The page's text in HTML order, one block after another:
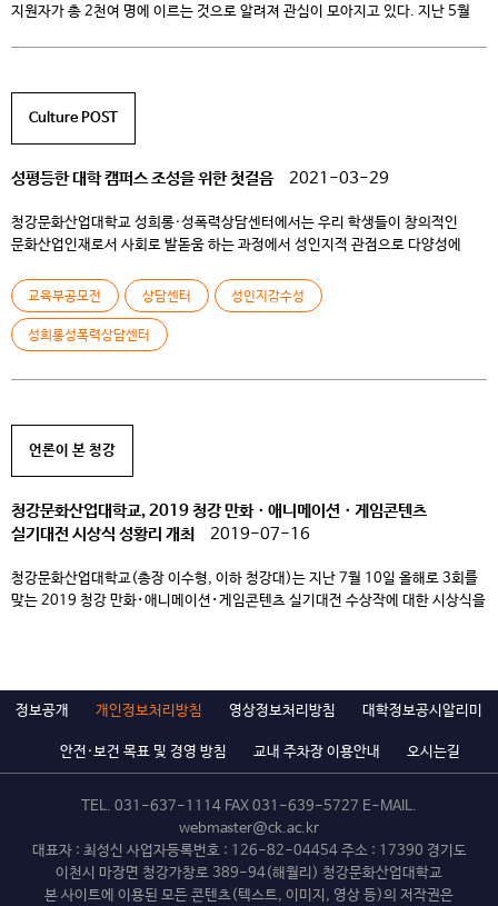
지원자가 총 2천여 명에 이르는 것으로 알려져 관심이 모아지고 있다. 지난 5월
Culture POST
성평등한 대학 캠퍼스 조성을 위한 첫걸음 2021-03-29
청강문화산업대학교 성희롱·성폭력상담센터에서는 우리 학생들이 창의적인
문화산업인재로서 사회로 발돋움 하는 과정에서 성인지적 관점으로 다양성에
캠퍼스 조성을 위해 성희롱·성폭력상담센터에서 진행한 교육과 그에 따른 결실을
소개하고자 합니다. 성인지 감수성이란? 성인지 감수성이라는 용어가 참 많이
쓰이는 요즘이지만, 그 뜻에 대해 잘 이해하기는 어려웠던 것 같습니다. 성인지
[…]
교육부공모전 상담센터 성인지감수성
성희롱성폭력상담센터
언론이 본 청강
청강문화산업대학교, 2019 청강 만화ㆍ애니메이션ㆍ게임콘텐츠
실기대전 시상식 성황리 개최
2019-07-16
청강문화산업대학교(총장 이수형, 이하 청강대)는 지난 7월 10일 올해로 3회를
맞는 2019 청강 만화･애니메이션･게임콘텐츠 실기대전 수상작에 대한 시상식을
차지했다. 청강 만화･애니메이션･게임콘텐츠 실기대전은 이전과 달리 올해부터
1차 공모전과 2차 현장실기대회로 나누어 진행하였다. 1차 공모전은 5월 […]
정보공개 개인정보처리방침 영상정보처리방침 대학정보공시알리미
안전·보건 목표 및 경영 방침 교내 주차장 이용안내 오시는길
TEL. 031-637-1114 FAX 031-639-5727 E-MAIL.
webmaster@ck.ac.kr
대표자 : 최성신 사업자등록번호 : 126-82-04454 주소 : 17390 경기도
이천시 마장면 청강가창로 389-94(해월리) 청강문화산업대학교
본 사이트에 이용된 모든 콘텐츠(텍스트, 이미지, 영상 등)의 저작권은